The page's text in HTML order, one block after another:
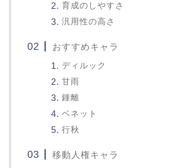
育成のしやすさ
汎用性の高さ
おすすめキャラ
ディルック
甘雨
鍾離
ベネット
行秋
移動人権キャラ